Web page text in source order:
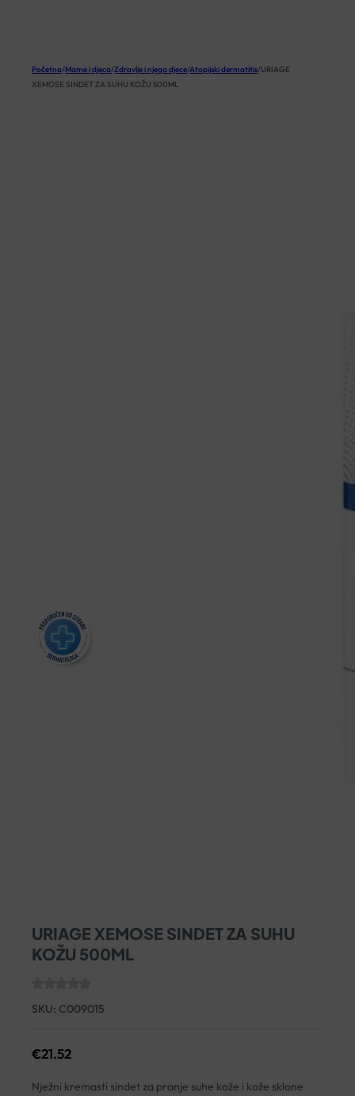
Početna/Mame i djeca/Zdravlje i njega djece/Atopijski dermatitis/URIAGE
XEMOSE SINDET ZA SUHU KOŽU 500ML
URIAGE XEMOSE SINDET ZA SUHU
KOŽU 500ML
SKU: C009015
€21.52
Nježni kremasti sindet za pranje suhe kože i kože sklone